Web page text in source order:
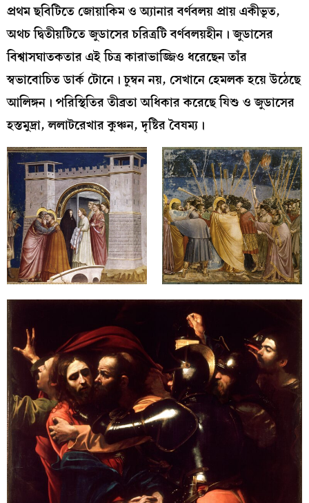
প্রথম ছবিটিতে জোয়াকিম ও অ্যানার বর্ণবলয় প্রায় একীভূত,
অথচ দ্বিতীয়টিতে জুডাসের চরিত্রটি বর্ণবলয়হীন। জুডাসের
বিশ্বাসঘাতকতার এই চিত্র কারাভাজ্জিও ধরেছেন তাঁর
স্বভাবোচিত ডার্ক টোনে। চুম্বন নয়, সেখানে হেমলক হয়ে উঠেছে
আলিঙ্গন। পরিস্থিতির তীব্রতা অধিকার করেছে যিশু ও জুডাসের
হস্তমুদ্রা, ললাটরেখার কুঞ্চন, দৃষ্টির বৈষম্য।